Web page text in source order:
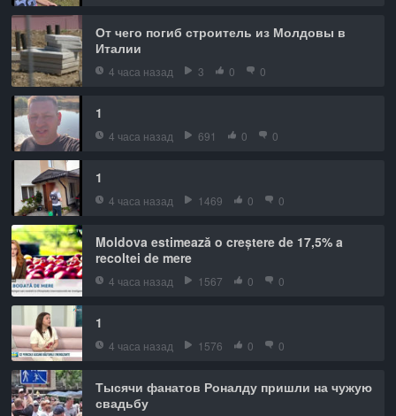
От чего погиб строитель из Молдовы в
Италии
4 часа назад 3 0 0
1
4 часа назад 691 0 0
1
4 часа назад 1469 0 0
Moldova estimează o creștere de 17,5% a
recoltei de mere
4 часа назад 1567 0 0
1
4 часа назад 1576 0 0
Тысячи фанатов Роналду пришли на чужую
свадьбу